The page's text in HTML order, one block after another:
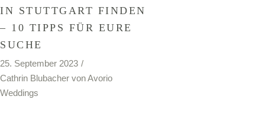
IN STUTTGART FINDEN
– 10 TIPPS FÜR EURE
SUCHE
25. September 2023
Cathrin Blubacher von Avorio
Weddings